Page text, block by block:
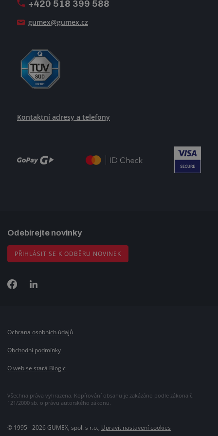
+420 518 399 588
gumex@gumex.cz
Kontaktní adresy a telefony
Odebírejte novinky
PŘIHLÁSIT SE K ODBĚRU NOVINEK
Všechna práva vyhrazena. Kopírování obsahu je zakázáno podle zákona č.
121/2000 sb. o právu autorského zákonu.
Ochrana osobních údajů
Obchodní podmínky
O web se stará Blogic
© 1995 - 2026 GUMEX, spol. s r.o., Upravit nastavení cookies